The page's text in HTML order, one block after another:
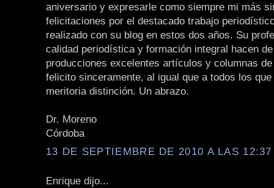
aniversario y expresarle como siempre mi más
felicitaciones por el destacado trabajo
realizado con su blog en estos dos años. Su
calidad periodística y formación integral hacen
producciones excelentes artículos y columnas
felicito sinceramente, al igual que a todos los
meritoria distinción. Un abrazo.
Dr. Moreno
Córdoba
13 DE SEPTIEMBRE DE 2010 A LAS 12:37
Enrique dijo...